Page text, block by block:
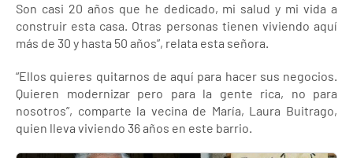
Son casi 20 años que he dedicado, mi salud y mi vida a
construir esta casa. Otras personas tienen viviendo aquí
más de 30 y hasta 50 años”, relata esta señora.
“Ellos quieres quitarnos de aquí para hacer sus negocios.
Quieren modernizar pero para la gente rica, no para
nosotros”, comparte la vecina de María, Laura Buitrago,
quien lleva viviendo 36 años en este barrio.